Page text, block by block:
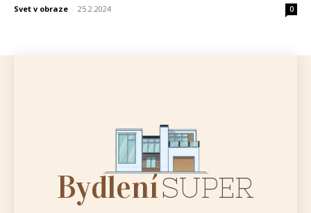
Svet v obraze - 25.2.2024 0
BydleníSUPER